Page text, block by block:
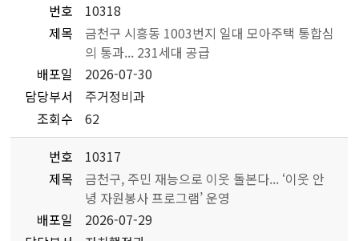
번호
10318
제목
금천구 시흥동 1003번지 일대 모아주택 통합심
의 통과... 231세대 공급
배포일
2026-07-30
담당부서
주거정비과
조회수
62
번호
10317
제목
금천구, 주민 재능으로 이웃 돌본다... ‘이웃 안
녕 자원봉사 프로그램’ 운영
배포일
2026-07-29